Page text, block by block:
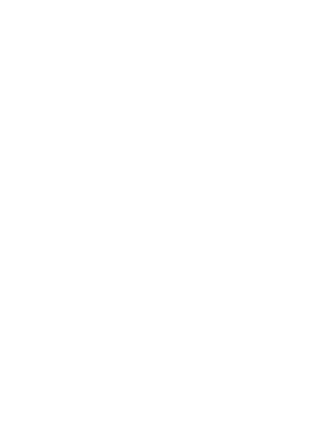
す「車の健康診断記
検を受けている車は、
どの重要部品が適切に
あり、
、整備履歴が不明瞭な
ンテナンスを怠ってい
そのような車は避ける
明を求めましょう。